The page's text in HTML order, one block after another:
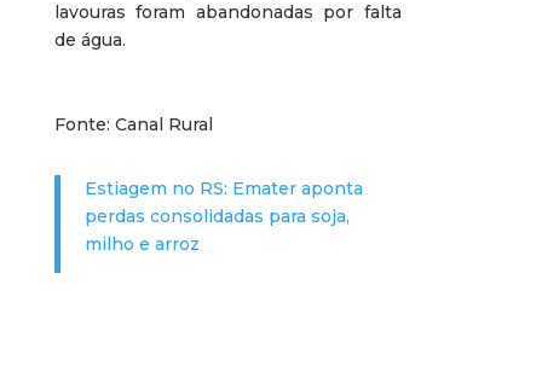
lavouras foram abandonadas por falta
de água.
Fonte: Canal Rural
Estiagem no RS: Emater aponta
perdas consolidadas para soja,
milho e arroz